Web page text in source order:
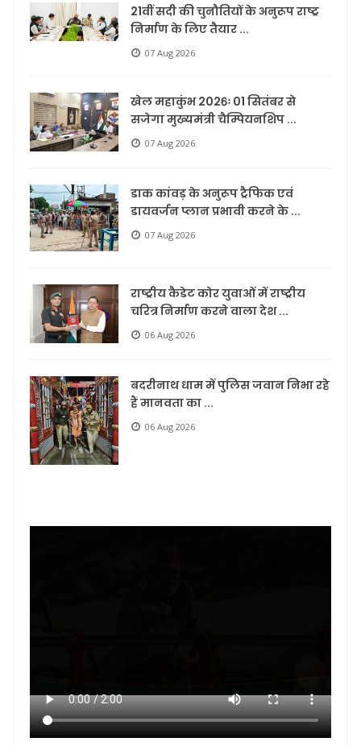
21वीं सदी की चुनौतियों के अनुरूप राष्ट्र
निर्माण के लिए तैयार ...
07 Aug 2026
खेल महाकुंभ 2026ः 01 सितंबर से
सजेगा मुख्यमंत्री चैम्पियनशिप ...
07 Aug 2026
डाक कांवड़ के अनुरूप ट्रैफिक एवं
डायवर्जन प्लान प्रभावी करने के ...
07 Aug 2026
राष्ट्रीय कैडेट कोर युवाओं में राष्ट्रीय
चरित्र निर्माण करने वाला देश ...
06 Aug 2026
बदरीनाथ धाम में पुलिस जवान निभा रहे
हैं मानवता का ...
06 Aug 2026